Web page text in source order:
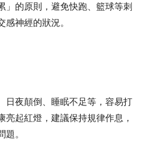
」的原則，避免快跑、籃球等刺
感神經的狀況。
日夜顛倒、睡眠不足等，容易打
亮起紅燈，建議保持規律作息，
題。